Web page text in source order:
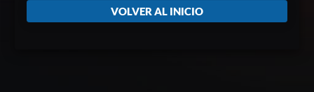
VOLVER AL INICIO